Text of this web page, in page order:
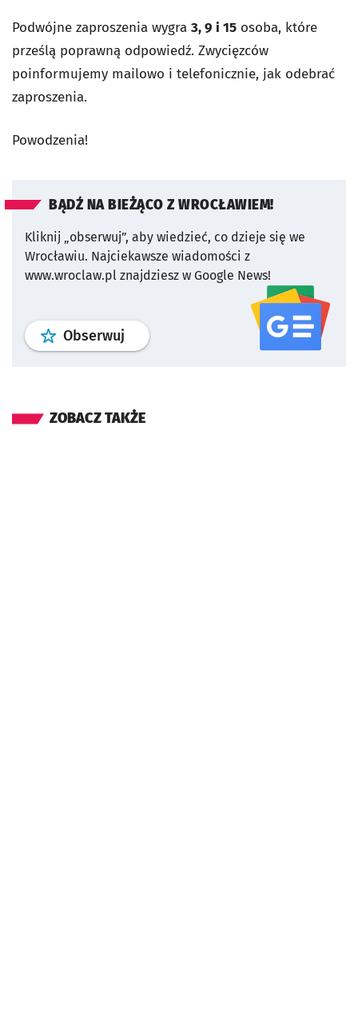
Podwójne zaproszenia wygra 3, 9 i 15 osoba, które
prześlą poprawną odpowiedź. Zwycięzców
poinformujemy mailowo i telefonicznie, jak odebrać
zaproszenia.
Powodzenia!
BĄDŹ NA BIEŻĄCO Z WROCŁAWIEM!
Kliknij „obserwuj”, aby wiedzieć, co dzieje się we
Wrocławiu. Najciekawsze wiadomości z
www.wroclaw.pl znajdziesz w Google News!
Obserwuj profil serwisu
ZOBACZ TAKŻE